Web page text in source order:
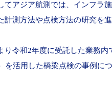
てアジア航測では、インフラ施
計測方法や点検方法の研究を進
り令和2年度に受託した業務内
を活用した橋梁点検の事例につ